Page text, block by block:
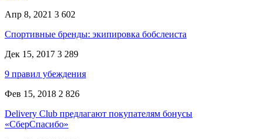
Апр 8, 2021 3 602
Спортивные бренды: экипировка бобслеиста
Дек 15, 2017 3 289
9 правил убеждения
Фев 15, 2018 2 826
Delivery Club предлагают покупателям бонусы
«СберСпасибо»